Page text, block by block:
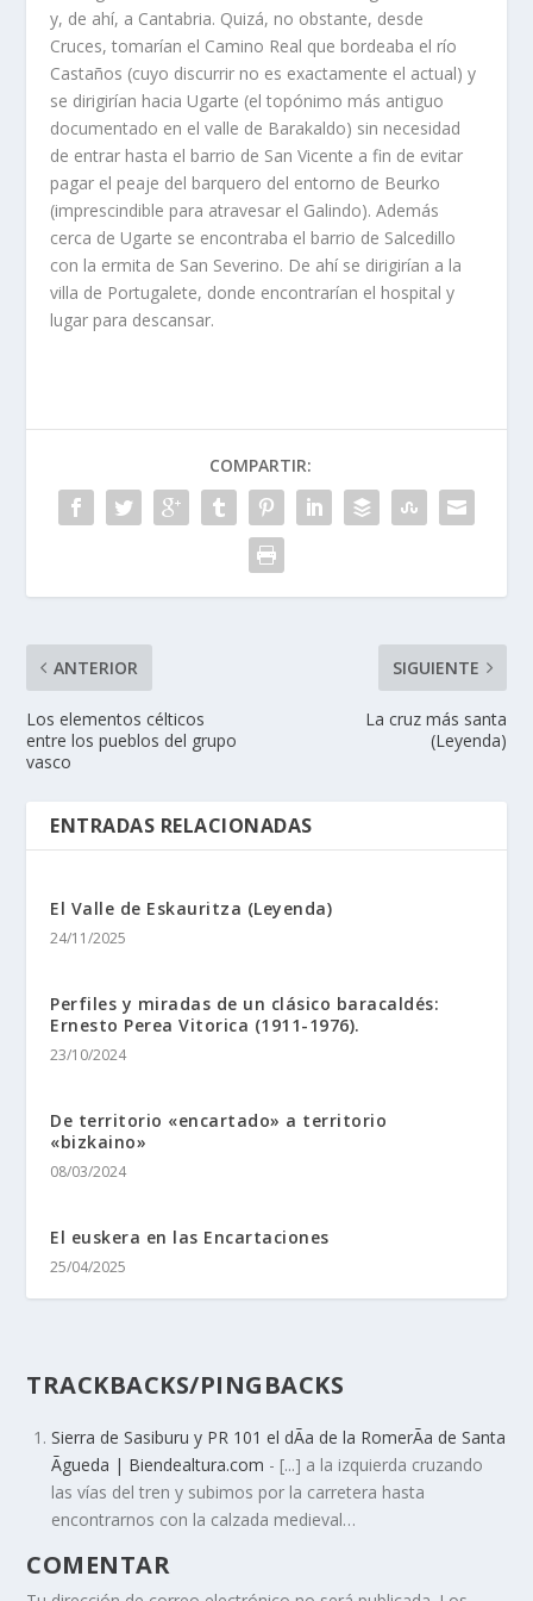
y, de ahí­, a Cantabria. Quizá, no obstante, desde
Cruces, tomarí­an el Camino Real que bordeaba el rí­o
Castaños (cuyo discurrir no es exactamente el actual) y
se dirigirí­an hacia Ugarte (el topónimo más antiguo
documentado en el valle de Barakaldo) sin necesidad
de entrar hasta el barrio de San Vicente a fin de evitar
pagar el peaje del barquero del entorno de Beurko
(imprescindible para atravesar el Galindo). Además
cerca de Ugarte se encontraba el barrio de Salcedillo
con la ermita de San Severino. De ahí­ se dirigirí­an a la
villa de Portugalete, donde encontrarí­an el hospital y
lugar para descansar.
COMPARTIR:
ANTERIOR
Los elementos célticos
entre los pueblos del grupo
vasco
SIGUIENTE
La cruz más santa
(Leyenda)
ENTRADAS RELACIONADAS
El Valle de Eskauritza (Leyenda)
24/11/2025
Perfiles y miradas de un clásico baracaldés:
Ernesto Perea Vitorica (1911-1976).
23/10/2024
De territorio «encartado» a territorio
«bizkaino»
08/03/2024
El euskera en las Encartaciones
25/04/2025
TRACKBACKS/PINGBACKS
Sierra de Sasiburu y PR 101 el dÃ­a de la RomerÃ­a de Santa
Ãgueda | Biendealtura.com - [...] a la izquierda cruzando
las ví­as del tren y subimos por la carretera hasta
encontrarnos con la calzada medieval…
COMENTAR